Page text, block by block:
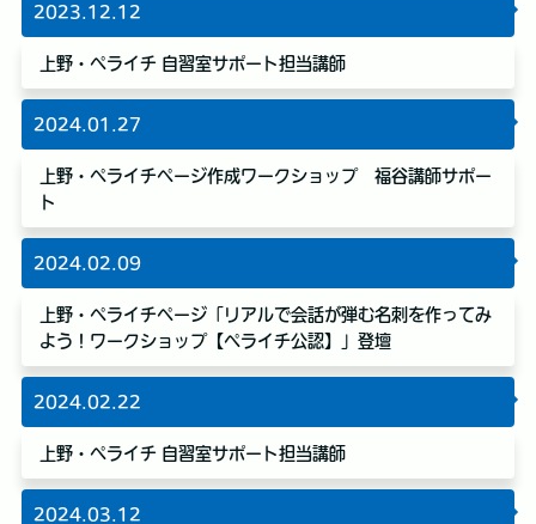
2023.12.12
上野・ペライチ 自習室サポート担当講師
2024.01.27
上野・ペライチページ作成ワークショップ 福谷講師サポー
ト
2024.02.09
上野・ペライチページ「リアルで会話が弾む名刺を作ってみ
よう！ワークショップ【ペライチ公認】」登壇
2024.02.22
上野・ペライチ 自習室サポート担当講師
2024.03.12